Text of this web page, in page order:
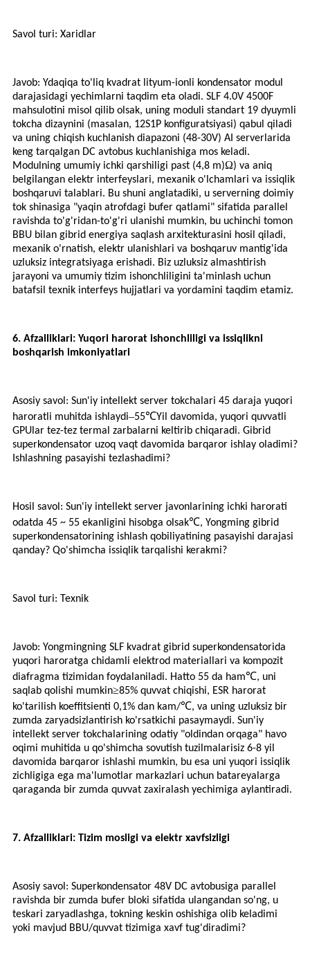
Savol turi: Xaridlar
Javob: Ydaqiqa to'liq kvadrat lityum-ionli kondensator modul
darajasidagi yechimlarni taqdim eta oladi. SLF 4.0V 4500F
mahsulotini misol qilib olsak, uning moduli standart 19 dyuymli
tokcha dizaynini (masalan, 12S1P konfiguratsiyasi) qabul qiladi
va uning chiqish kuchlanish diapazoni (48-30V) AI serverlarida
keng tarqalgan DC avtobus kuchlanishiga mos keladi.
Modulning umumiy ichki qarshiligi past (4,8 m)Ω) va aniq
belgilangan elektr interfeyslari, mexanik o'lchamlari va issiqlik
boshqaruvi talablari. Bu shuni anglatadiki, u serverning doimiy
tok shinasiga "yaqin atrofdagi bufer qatlami" sifatida parallel
ravishda to'g'ridan-to'g'ri ulanishi mumkin, bu uchinchi tomon
BBU bilan gibrid energiya saqlash arxitekturasini hosil qiladi,
mexanik o'rnatish, elektr ulanishlari va boshqaruv mantig'ida
uzluksiz integratsiyaga erishadi. Biz uzluksiz almashtirish
jarayoni va umumiy tizim ishonchliligini ta'minlash uchun
batafsil texnik interfeys hujjatlari va yordamini taqdim etamiz.
6. Afzalliklari: Yuqori harorat ishonchliligi va issiqlikni
boshqarish imkoniyatlari
Asosiy savol: Sun'iy intellekt server tokchalari 45 daraja yuqori
haroratli muhitda ishlaydi–55℃Yil davomida, yuqori quvvatli
GPUlar tez-tez termal zarbalarni keltirib chiqaradi. Gibrid
superkondensator uzoq vaqt davomida barqaror ishlay oladimi?
Ishlashning pasayishi tezlashadimi?
Hosil savol: Sun'iy intellekt server javonlarining ichki harorati
odatda 45 ~ 55 ekanligini hisobga olsak℃, Yongming gibrid
superkondensatorining ishlash qobiliyatining pasayishi darajasi
qanday? Qo'shimcha issiqlik tarqalishi kerakmi?
Savol turi: Texnik
Javob: Yongmingning SLF kvadrat gibrid superkondensatorida
yuqori haroratga chidamli elektrod materiallari va kompozit
diafragma tizimidan foydalaniladi. Hatto 55 da ham℃, uni
saqlab qolishi mumkin≥85% quvvat chiqishi, ESR harorat
ko'tarilish koeffitsienti 0,1% dan kam/℃, va uning uzluksiz bir
zumda zaryadsizlantirish ko'rsatkichi pasaymaydi. Sun'iy
intellekt server tokchalarining odatiy "oldindan orqaga" havo
oqimi muhitida u qo'shimcha sovutish tuzilmalarisiz 6-8 yil
davomida barqaror ishlashi mumkin, bu esa uni yuqori issiqlik
zichligiga ega ma'lumotlar markazlari uchun batareyalarga
qaraganda bir zumda quvvat zaxiralash yechimiga aylantiradi.
7. Afzalliklari: Tizim mosligi va elektr xavfsizligi
Asosiy savol: Superkondensator 48V DC avtobusiga parallel
ravishda bir zumda bufer bloki sifatida ulangandan so'ng, u
teskari zaryadlashga, tokning keskin oshishiga olib keladimi
yoki mavjud BBU/quvvat tizimiga xavf tug'diradimi?